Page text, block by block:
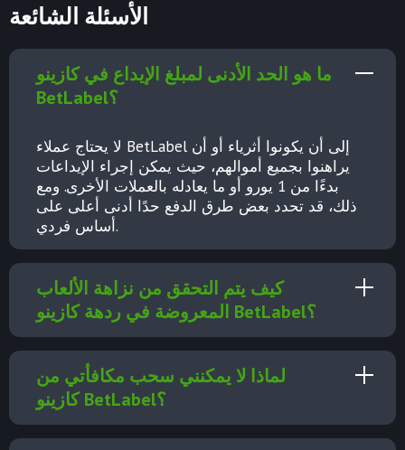
الأسئلة الشائعة
ما هو الحد الأدنى لمبلغ الإيداع في كازينو
BetLabel؟
لا يحتاج عملاء BetLabel إلى أن يكونوا أثرياء أو أن
يراهنوا بجميع أموالهم، حيث يمكن إجراء الإيداعات
بدءًا من 1 يورو أو ما يعادله بالعملات الأخرى. ومع
ذلك، قد تحدد بعض طرق الدفع حدًا أدنى أعلى على
أساس فردي.
كيف يتم التحقق من نزاهة الألعاب
المعروضة في ردهة كازينو BetLabel؟
لماذا لا يمكنني سحب مكافأتي من
كازينو BetLabel؟